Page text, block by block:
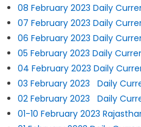
08 February 2023 Daily
07 February 2023 Daily
06 February 2023 Daily
05 February 2023 Daily
04 February 2023 Daily
03 February 2023 Daily
02 February 2023 Daily
01-10 February 2023